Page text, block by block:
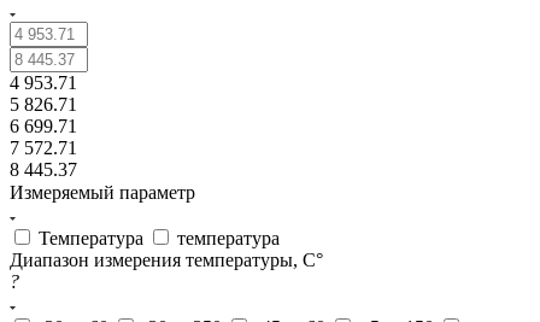
4 953.71
5 826.71
6 699.71
7 572.71
8 445.37
Измеряемый параметр
Температура
температура
Диапазон измерения температуры, С°
?